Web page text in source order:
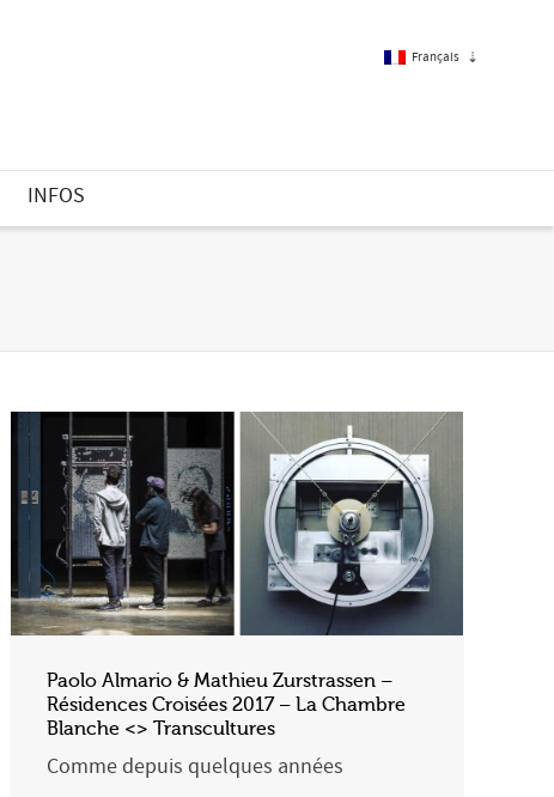
Français
INFOS
Paolo Almario & Mathieu Zurstrassen –
Résidences Croisées 2017 – La Chambre
Blanche <> Transcultures
Comme depuis quelques années